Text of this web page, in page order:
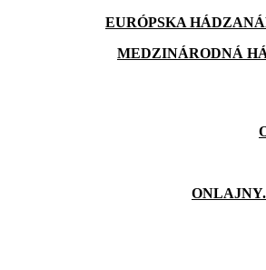
EURÓPSKA
MEDZINÁRODNÁ